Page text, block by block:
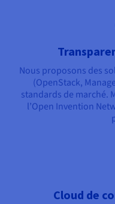
Nous proposons des
(OpenStack,
standards de marché.
l’Open Invention
Cloud de